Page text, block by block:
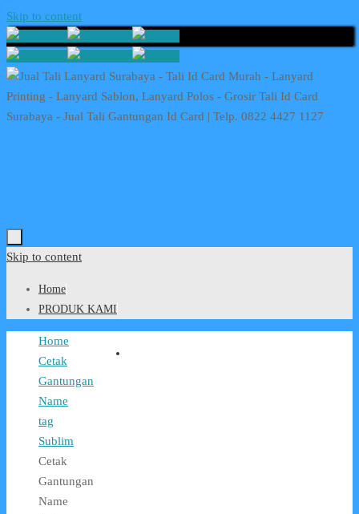
Skip to content
Skip to content
Home
PRODUK KAMI
Home
Cetak
Gantungan
Name
tag
Sublim
Cetak
Gantungan
Name